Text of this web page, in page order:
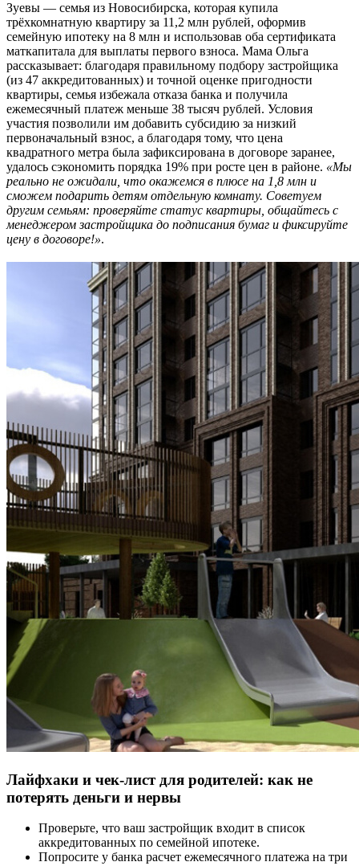
Зуевы — семья из Новосибирска, которая купила
трёхкомнатную квартиру за 11,2 млн рублей, оформив
семейную ипотеку на 8 млн и использовав оба сертификата
маткапитала для выплаты первого взноса. Мама Ольга
рассказывает: благодаря правильному подбору застройщика
(из 47 аккредитованных) и точной оценке пригодности
квартиры, семья избежала отказа банка и получила
ежемесячный платеж меньше 38 тысяч рублей. Условия
участия позволили им добавить субсидию за низкий
первоначальный взнос, а благодаря тому, что цена
квадратного метра была зафиксирована в договоре заранее,
удалось сэкономить порядка 19% при росте цен в районе. «Мы
реально не ожидали, что окажемся в плюсе на 1,8 млн и
сможем подарить детям отдельную комнату. Советуем
другим семьям: проверяйте статус квартиры, общайтесь с
менеджером застройщика до подписания бумаг и фиксируйте
цену в договоре!».
Лайфхаки и чек-лист для родителей: как не
потерять деньги и нервы
Проверьте, что ваш застройщик входит в список
аккредитованных по семейной ипотеке.
Попросите у банка расчет ежемесячного платежа на три